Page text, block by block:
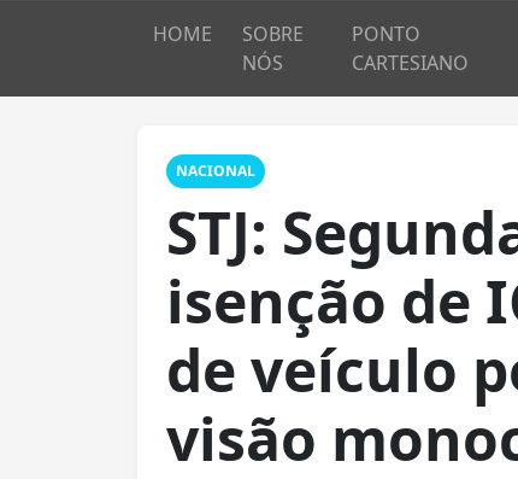
HOME
SOBRE
NÓS
PONTO
CARTESIANO
NACIONAL
STJ:
isenção de
de veículo
visão